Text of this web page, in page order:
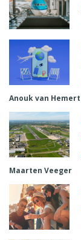
Anouk van Hemert
Maarten Veeger